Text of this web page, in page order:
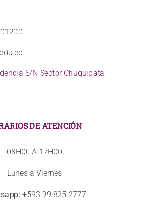
S/N Sector Chuquipata,
DE ATENCIÓN
08H00 A 17H00
Lunes a Viernes
+593 99 825 2777